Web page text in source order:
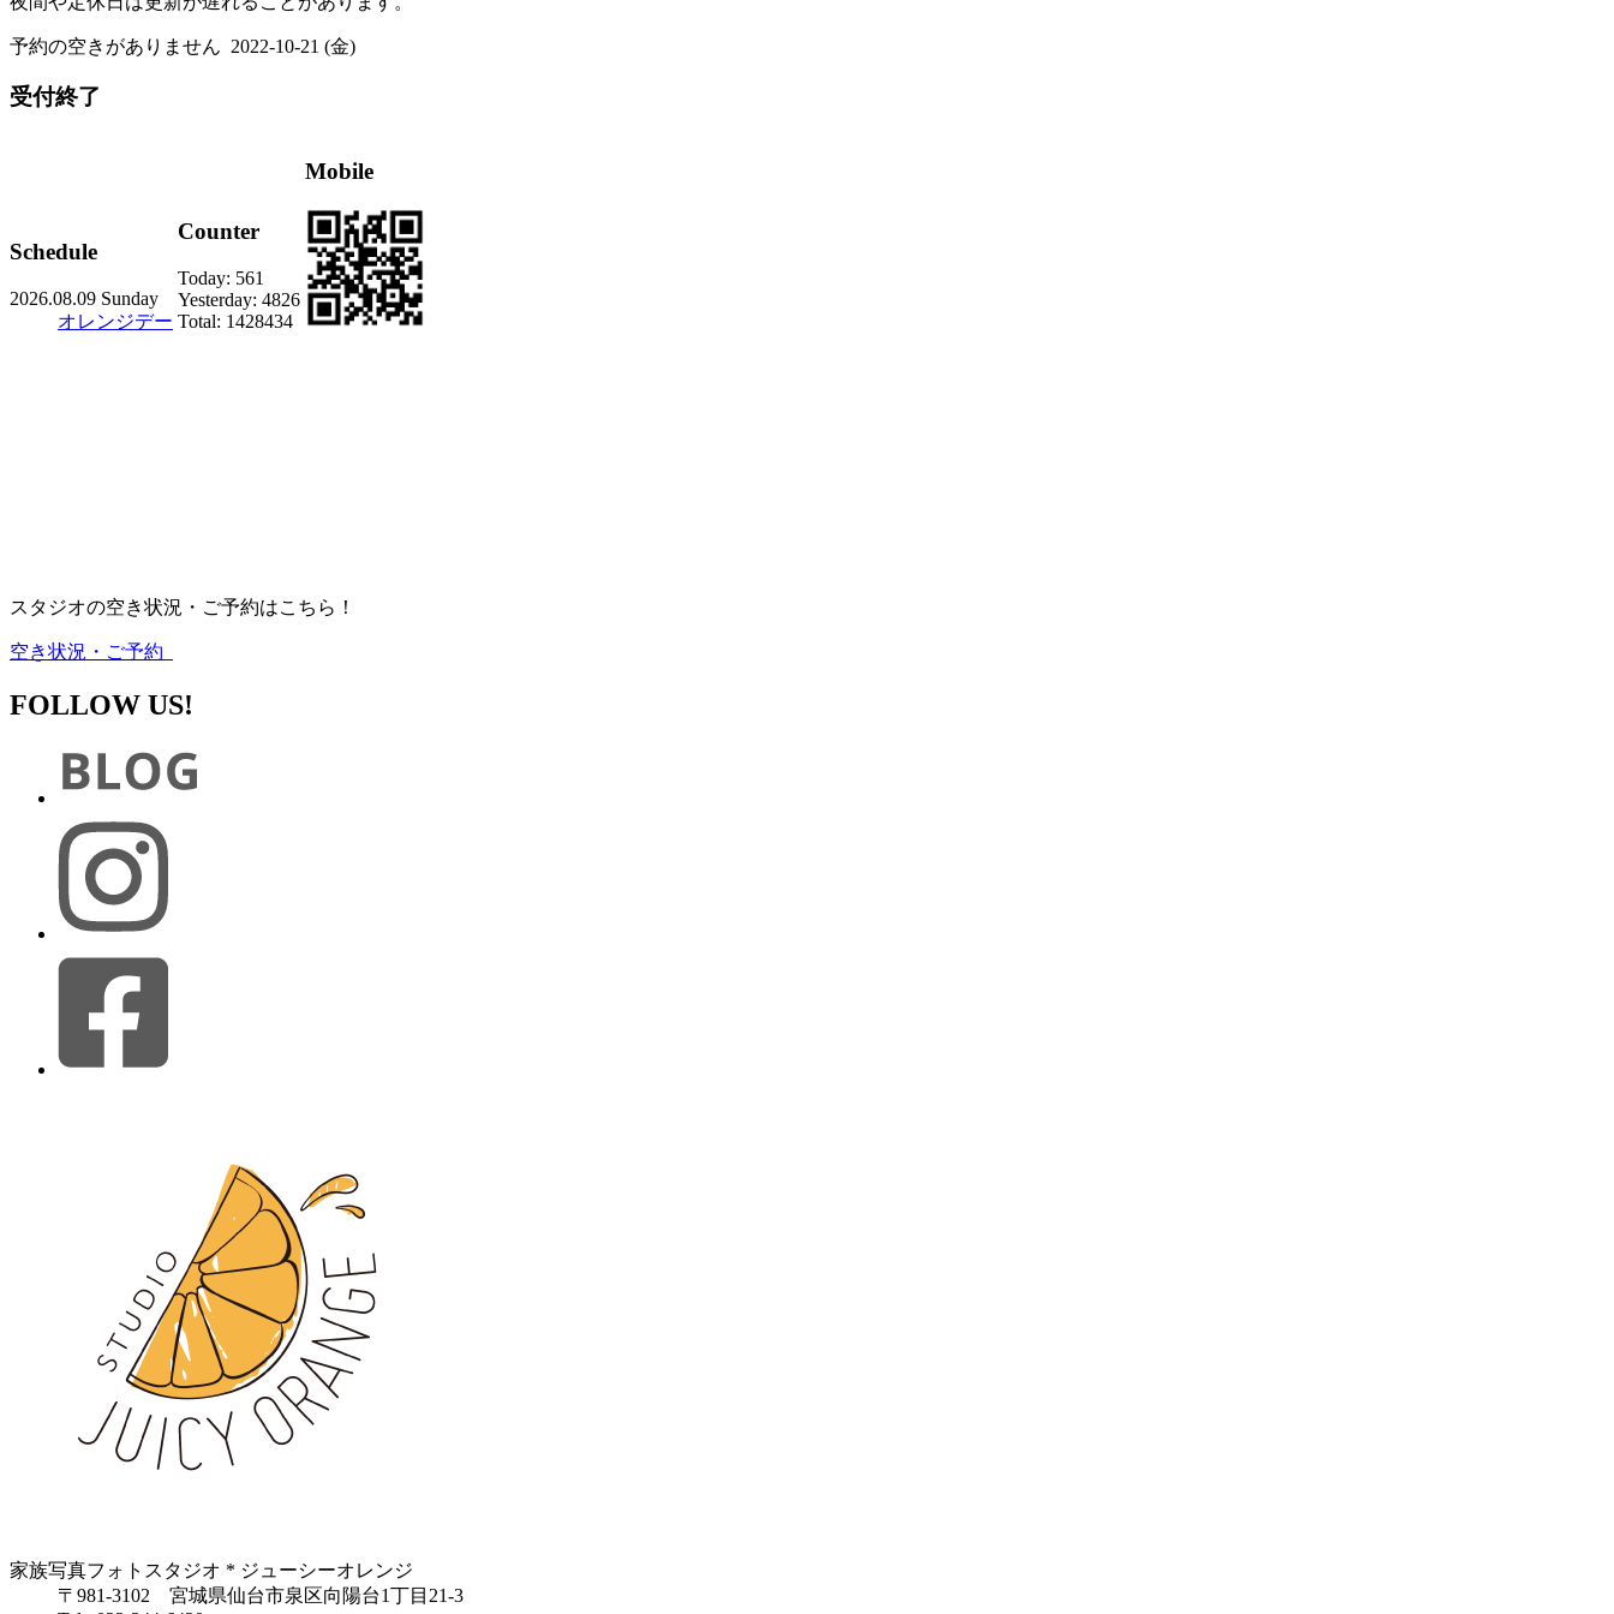
予約の空きがありません 2022-10-21 (金)
受付終了
Schedule
2026.08.09 Sunday
オレンジデー
Counter
Today: 561
Yesterday: 4826
Total: 1428434
Mobile
スタジオの空き状況・ご予約はこちら！
空き状況・ご予約
FOLLOW US!
家族写真フォトスタジオ * ジューシーオレンジ
〒981-3102 宮城県仙台市泉区向陽台1丁目21-3